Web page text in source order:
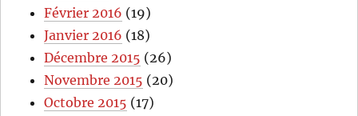
Février 2016 (19)
Janvier 2016 (18)
Décembre 2015 (26)
Novembre 2015 (20)
Octobre 2015 (17)